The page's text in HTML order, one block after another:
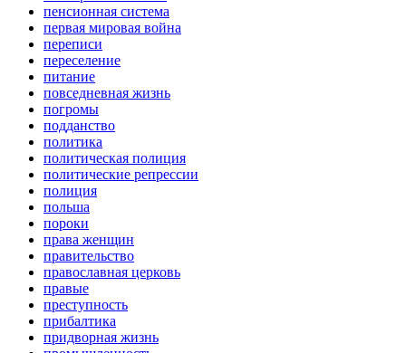
пенсионная система
первая мировая война
переписи
переселение
питание
повседневная жизнь
погромы
подданство
политика
политическая полиция
политические репрессии
полиция
польша
пороки
права женщин
правительство
православная церковь
правые
преступность
прибалтика
придворная жизнь